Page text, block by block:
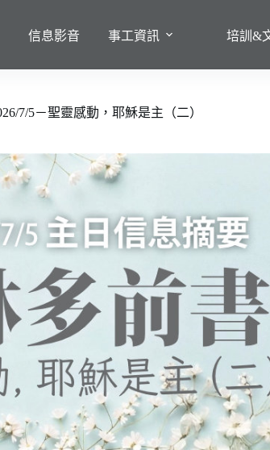
信息影音 事工資訊 培訓&
7/5－聖靈感動，耶穌是主（二）